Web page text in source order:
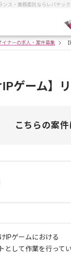
ンス・業務委託ならレバテッ
イナーの求人・案件募集
IPゲーム】
こちらの案
IPゲームにおける
として作業を行って